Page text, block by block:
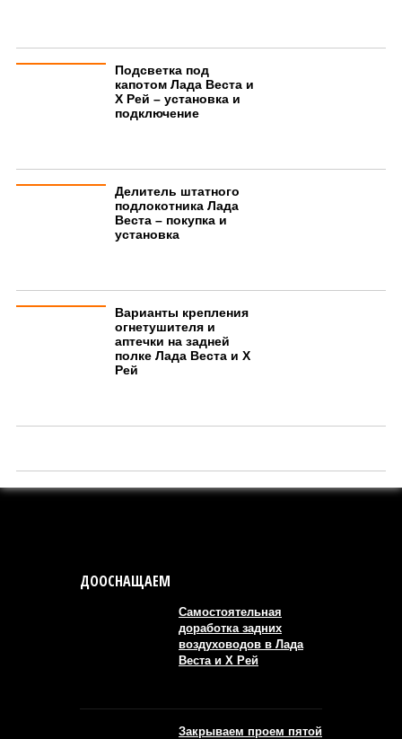
Подсветка под
капотом Лада Веста и
Х Рей – установка и
подключение
Делитель штатного
подлокотника Лада
Веста – покупка и
установка
Варианты крепления
огнетушителя и
аптечки на задней
полке Лада Веста и Х
Рей
ДООСНАЩАЕМ
Самостоятельная
доработка задних
воздуховодов в Лада
Веста и Х Рей
Закрываем проем пятой